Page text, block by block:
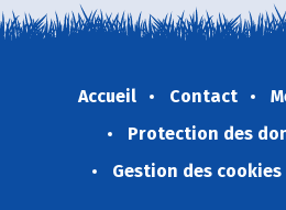
Accueil Contact
Protection des
Gestion des cookies